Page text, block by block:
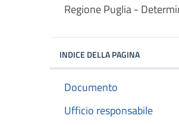
Dettagli del
Regione Puglia -
INDICE DELLA PAGINA
Documento
Ufficio responsabile